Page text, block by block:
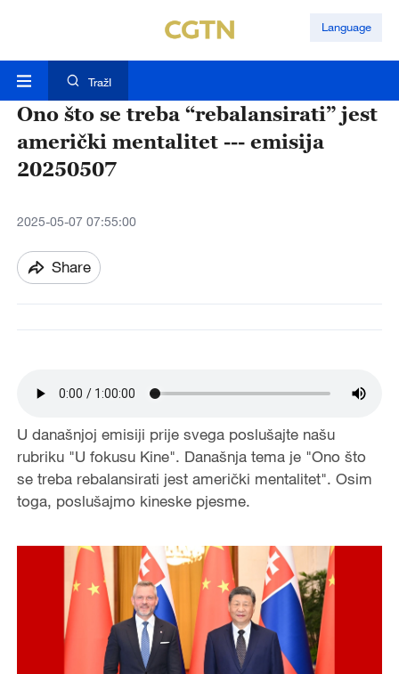
Language
TražI
Ono što se treba “rebalansirati” jest
američki mentalitet --- emisija
20250507
2025-05-07 07:55:00
Share
U današnjoj emisiji prije svega poslušajte našu
rubriku "U fokusu Kine". Današnja tema je "Ono što
se treba rebalansirati jest američki mentalitet". Osim
toga, poslušajmo kineske pjesme.